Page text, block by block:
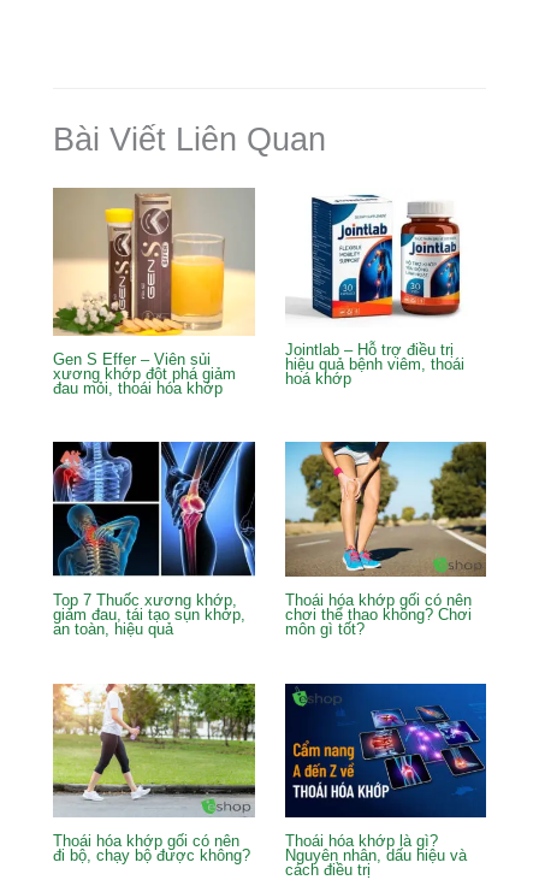
o
k
Bài Viết Liên Quan
Gen S Effer – Viên sủi
xương khớp đột phá giảm
đau mỏi, thoái hóa khớp
Jointlab – Hỗ trợ điều trị
hiệu quả bệnh viêm, thoái
hoá khớp
Top 7 Thuốc xương khớp,
giảm đau, tái tạo sụn khớp,
an toàn, hiệu quả
Thoái hóa khớp gối có nên
chơi thể thao không? Chơi
môn gì tốt?
Thoái hóa khớp gối có nên
đi bộ, chạy bộ được không?
Thoái hóa khớp là gì?
Nguyên nhân, dấu hiệu và
cách điều trị